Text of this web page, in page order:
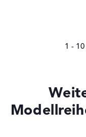
1 - 10